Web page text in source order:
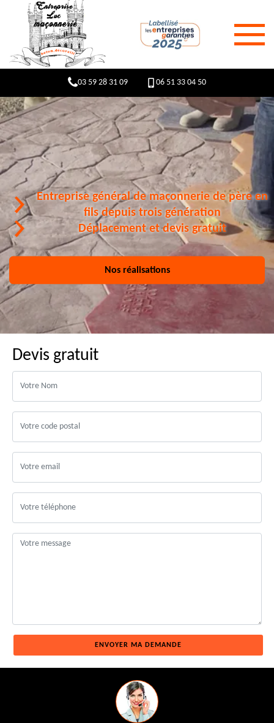
03 59 28 31 09 06 51 33 04 50
Entreprise général de maçonnerie de père en
fils depuis trois génération
Déplacement et devis gratuit
Nos réalisations
Devis gratuit